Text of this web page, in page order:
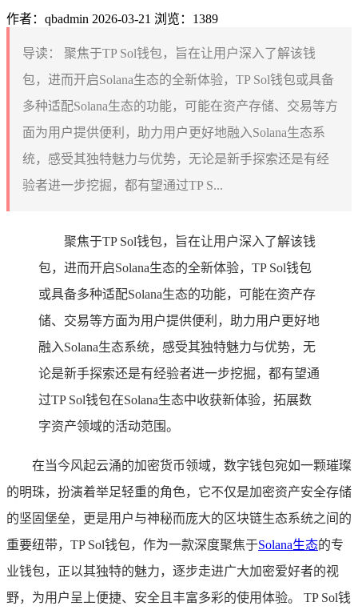
作者：qbadmin 2026-03-21 浏览：1389
导读：
聚焦于TP Sol钱包，旨在让用户深入了解该钱
包，进而开启Solana生态的全新体验，TP Sol钱包或具备
多种适配Solana生态的功能，可能在资产存储、交易等方
面为用户提供便利，助力用户更好地融入Solana生态系
统，感受其独特魅力与优势，无论是新手探索还是有经
验者进一步挖掘，都有望通过TP S...
聚焦于TP Sol钱包，旨在让用户深入了解该钱
包，进而开启Solana生态的全新体验，TP Sol钱包
或具备多种适配Solana生态的功能，可能在资产存
储、交易等方面为用户提供便利，助力用户更好地
融入Solana生态系统，感受其独特魅力与优势，无
论是新手探索还是有经验者进一步挖掘，都有望通
过TP Sol钱包在Solana生态中收获新体验，拓展数
字资产领域的活动范围。
在当今风起云涌的加密货币领域，数字钱包宛如一颗璀璨
的明珠，扮演着举足轻重的角色，它不仅是加密资产安全存储
的坚固堡垒，更是用户与神秘而庞大的区块链生态系统之间的
重要纽带，TP Sol钱包，作为一款深度聚焦于Solana生态的专
业钱包，正以其独特的魅力，逐步走进广大加密爱好者的视
野，为用户呈上便捷、安全且丰富多彩的使用体验。 TP Sol钱